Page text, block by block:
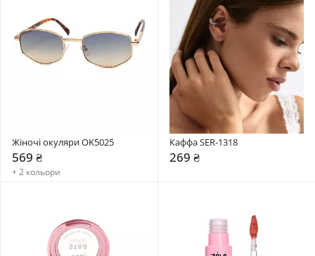
Жіночі окуляри OK5025
569 ₴
+ 2 кольори
Каффа SER-1318
269 ₴